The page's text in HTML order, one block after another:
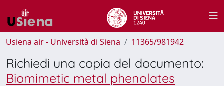
Usiena air - Università di Siena 11365/981942
Richiedi una copia del documento:
Biomimetic metal phenolates